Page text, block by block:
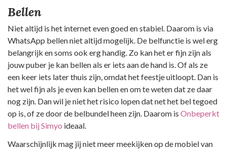
Bellen
Niet altijd is het internet even goed en stabiel. Daarom is via
WhatsApp bellen niet altijd mogelijk. De belfunctie is wel erg
belangrijk en soms ook erg handig. Zo kan het er fijn zijn als
jouw puber je kan bellen als er iets aan de hand is. Of als ze
een keer iets later thuis zijn, omdat het feestje uitloopt. Dan is
het wel fijn als je even kan bellen en om te weten dat ze daar
nog zijn. Dan wil je niet het risico lopen dat net het bel tegoed
op is, of ze door de belbundel heen zijn. Daarom is Onbeperkt
bellen bij Simyo ideaal.
Waarschijnlijk mag jij niet meer meekijken op de mobiel van